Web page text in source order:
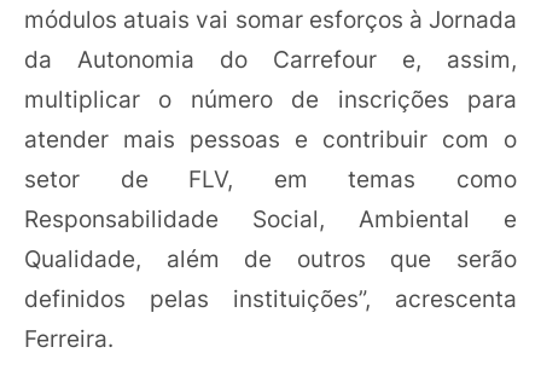
módulos atuais vai somar esforços à Jornada
da Autonomia do Carrefour e, assim,
multiplicar o número de inscrições para
atender mais pessoas e contribuir com o
setor de FLV, em temas como
Responsabilidade Social, Ambiental e
Qualidade, além de outros que serão
definidos pelas instituições”, acrescenta
Ferreira.